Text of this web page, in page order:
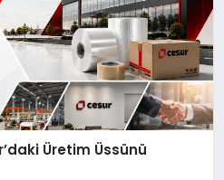
Üretim Üssünü